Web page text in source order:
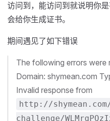
访问到，能访问到就说明你
会给你生成证书。
期间遇见了如下错误
The following errors were
Domain: shymean.com
Invalid response from
http://
challenge/